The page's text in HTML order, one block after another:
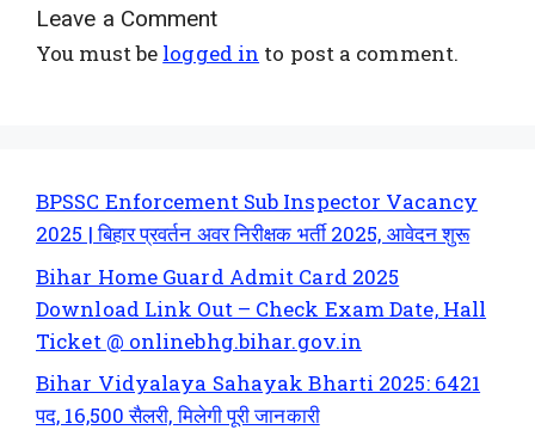
Leave a Comment
You must be logged in to post a comment.
BPSSC Enforcement Sub Inspector Vacancy
2025 | बिहार प्रवर्तन अवर निरीक्षक भर्ती 2025, आवेदन शुरू
Bihar Home Guard Admit Card 2025
Download Link Out – Check Exam Date, Hall
Ticket @ onlinebhg.bihar.gov.in
Bihar Vidyalaya Sahayak Bharti 2025: 6421
पद, 16,500 सैलरी, मिलेगी पूरी जानकारी